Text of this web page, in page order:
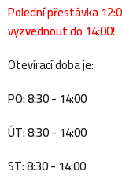
Polední přestávka
vyzvednout do 14:00!
Otevírací doba je:
PO: 8:30 - 14:00
ÚT: 8:30 - 14:00
ST: 8:30 - 14:00